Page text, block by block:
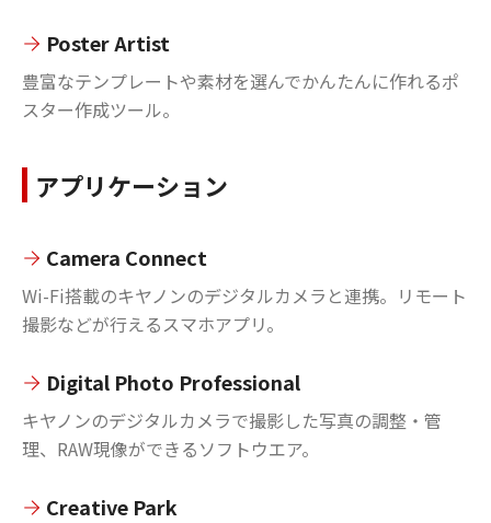
Poster Artist
豊富なテンプレートや素材を選んでかんたんに作れるポ
スター作成ツール。
アプリケーション
Camera Connect
Wi-Fi搭載のキヤノンのデジタルカメラと連携。リモート
撮影などが行えるスマホアプリ。
Digital Photo Professional
キヤノンのデジタルカメラで撮影した写真の調整・管
理、RAW現像ができるソフトウエア。
Creative Park